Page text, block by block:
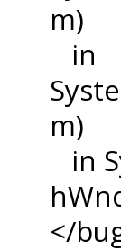
m)
in
m)
in
</